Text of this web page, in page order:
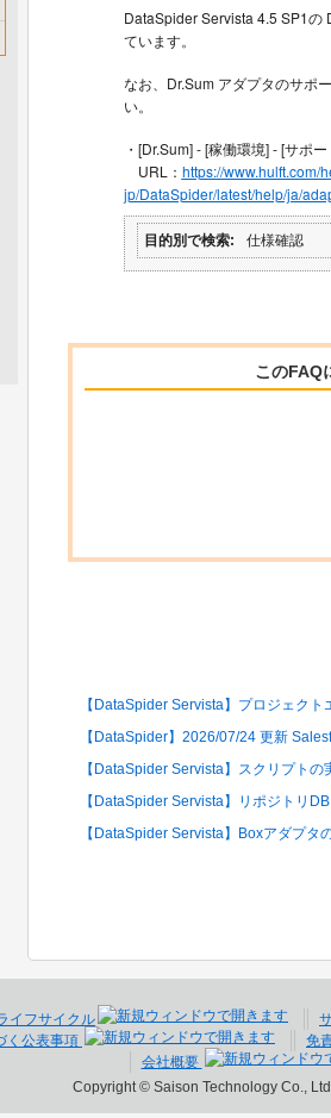
DataSpider Servista 4.5 SP1の
ています。
なお、Dr.Sum アダプタのサポ
い。
・[Dr.Sum] - [稼働環境] - [サポ
URL： https://www.hulft.com/
jp/DataSpider/latest/help/ja/
目的別で検索 仕様確認
このFAQ
【DataSpider Servista】プロジェク
【DataSpider】2026/07/24 更新
【DataSpider Servista】スクリプト
【DataSpider Servista】リポジトリ
【DataSpider Servista】Boxアダプタ
イフサイクル
く公表事項
免
会社概要
Copyright © Saison Technology Co.,